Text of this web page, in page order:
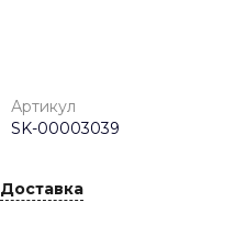
Артикул
SK-00003039
Доставка